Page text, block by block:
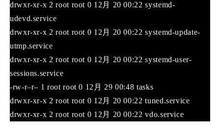
drwxr-xr-x 2 root root 0 12月 20 00:22 systemd-
udevd.service
drwxr-xr-x 2 root root 0 12月 20 00:22 systemd-update-
utmp.service
drwxr-xr-x 2 root root 0 12月 20 00:22 systemd-user-
sessions.service
-rw-r–r– 1 root root 0 12月 29 00:48 tasks
drwxr-xr-x 2 root root 0 12月 20 00:22 tuned.service
drwxr-xr-x 2 root root 0 12月 20 00:22 vdo.service